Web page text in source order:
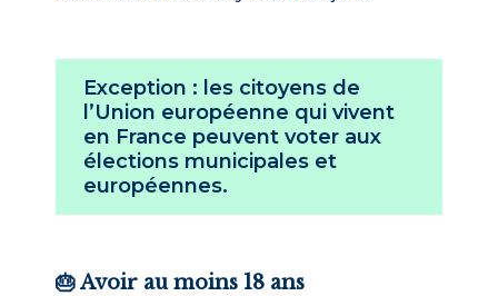
Exception : les citoyens de
l’Union européenne qui vivent
en France peuvent voter aux
élections municipales et
européennes.
🎂 Avoir au moins 18 ans